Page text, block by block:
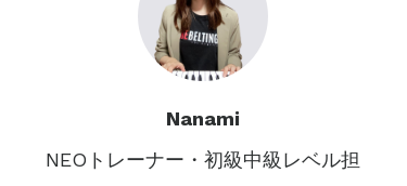
Nanami
NEOトレーナー・初級中級レベル担